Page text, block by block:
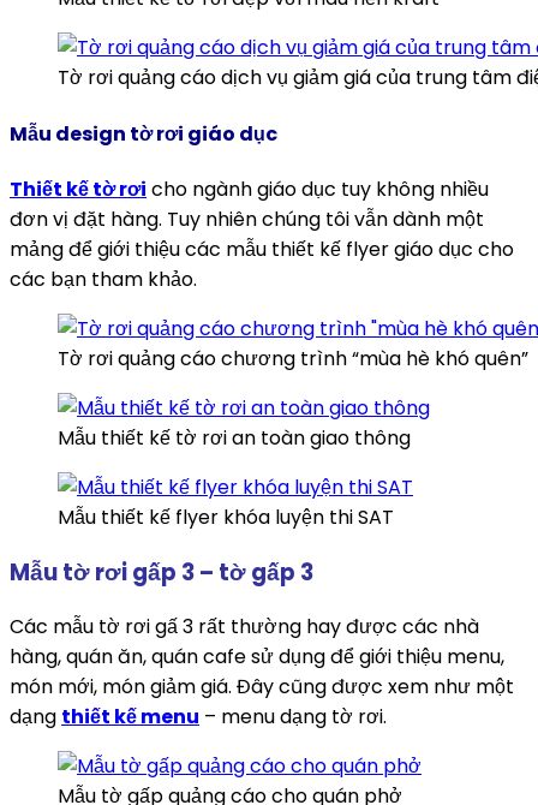
Tờ rơi quảng cáo dịch vụ giảm giá của trung tâm
Mẫu design tờ rơi giáo dục
Thiết kế tờ rơi cho ngành giáo dục tuy không nhiều
đơn vị đặt hàng. Tuy nhiên chúng tôi vẫn dành một
mảng để giới thiệu các mẫu thiết kế flyer giáo dục cho
các bạn tham khảo.
Tờ rơi quảng cáo chương trình “mùa hè khó quên”
Mẫu thiết kế tờ rơi an toàn giao thông
Mẫu thiết kế flyer khóa luyện thi SAT
Mẫu tờ rơi gấp 3 – tờ gấp 3
Các mẫu tờ rơi gấ 3 rất thường hay được các nhà
hàng, quán ăn, quán cafe sử dụng để giới thiệu menu,
món mới, món giảm giá. Đây cũng được xem như một
dạng thiết kế menu – menu dạng tờ rơi.
Mẫu tờ gấp quảng cáo cho quán phở